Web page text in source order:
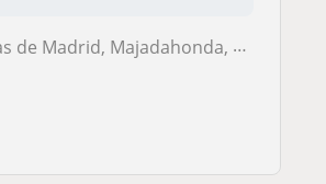
Majadahonda, Pozuelo de Alarcón, Torrelodones, Al...